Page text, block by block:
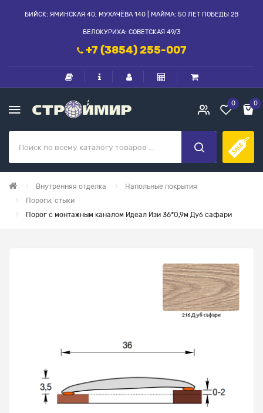
БИЙСК: ЯМИНСКАЯ 40, МУХАЧЁВА 140 | МАЙМА: 50 ЛЕТ ПОБЕДЫ 2В
БЕЛОКУРИХА: СОВЕТСКАЯ 49/3
+7 (3854) 255-007
0 0
Внутренняя отделка
Напольные покрытия
Пороги, стыки
Порог с монтажным каналом Идеал Изи 36*0,9м Дуб сафари